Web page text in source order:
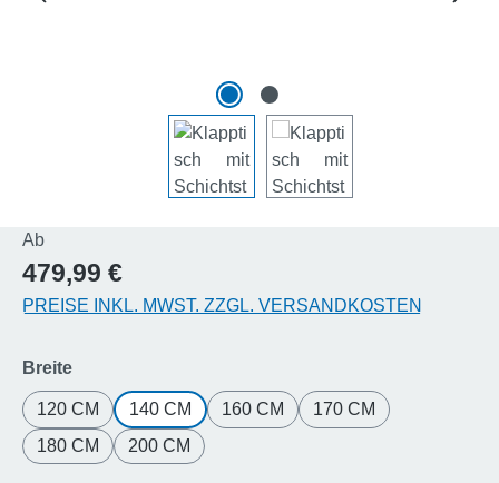
AbRegulärer Preis:
479,99 €
PREISE INKL. MWST. ZZGL. VERSANDKOSTEN
Breiteauswählen
120 CM 140 CM 160 CM
170 CM
180 CM
200 CM